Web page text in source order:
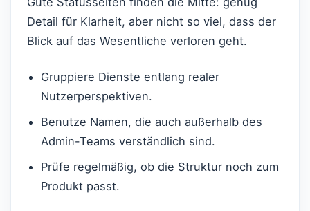
Detail für Klarheit, aber nicht so viel, dass der
Blick auf das Wesentliche verloren geht.
Gruppiere Dienste entlang realer
Nutzerperspektiven.
Benutze Namen, die auch außerhalb des
Admin-Teams verständlich sind.
Prüfe regelmäßig, ob die Struktur noch zum
Produkt passt.